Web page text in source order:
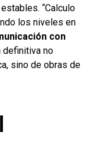
“Calculo
los niveles en
con
definitiva no
sino de obras de